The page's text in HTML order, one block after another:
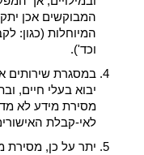
המבוקשים אכן
המיוחלות (כגון:
וכד').
במסגרת שירותים
יבוא בעלי חיים,
מסירת מידע לא
לאי-קבלת
יתר על כן, מסירת